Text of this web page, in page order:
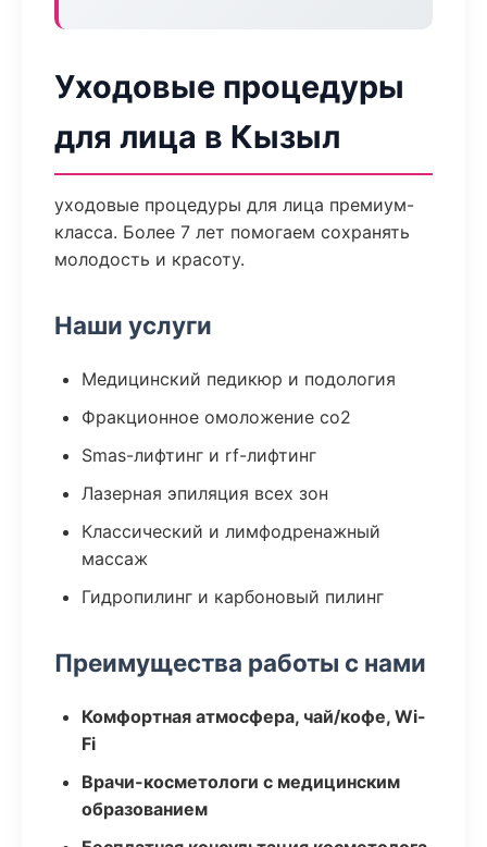
Уходовые процедуры
для лица в Кызыл
уходовые процедуры для лица премиум-
класса. Более 7 лет помогаем сохранять
молодость и красоту.
Наши услуги
Медицинский педикюр и подология
Фракционное омоложение co2
Smas-лифтинг и rf-лифтинг
Лазерная эпиляция всех зон
Классический и лимфодренажный
массаж
Гидропилинг и карбоновый пилинг
Преимущества работы с нами
Комфортная атмосфера, чай/кофе, Wi-
Fi
Врачи-косметологи с медицинским
образованием